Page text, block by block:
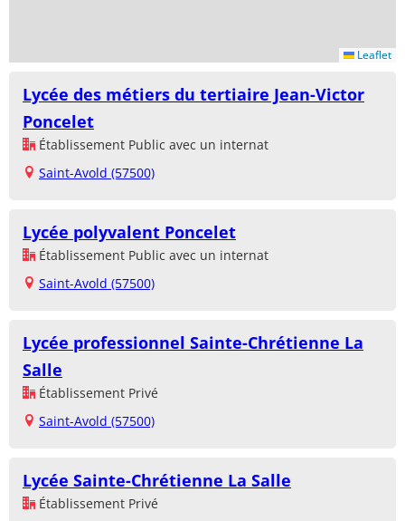
Leaflet
Lycée des métiers du tertiaire Jean-Victor
Poncelet
Établissement Public avec un internat
Saint-Avold (57500)
Lycée polyvalent Poncelet
Établissement Public avec un internat
Saint-Avold (57500)
Lycée professionnel Sainte-Chrétienne La
Salle
Établissement Privé
Saint-Avold (57500)
Lycée Sainte-Chrétienne La Salle
Établissement Privé